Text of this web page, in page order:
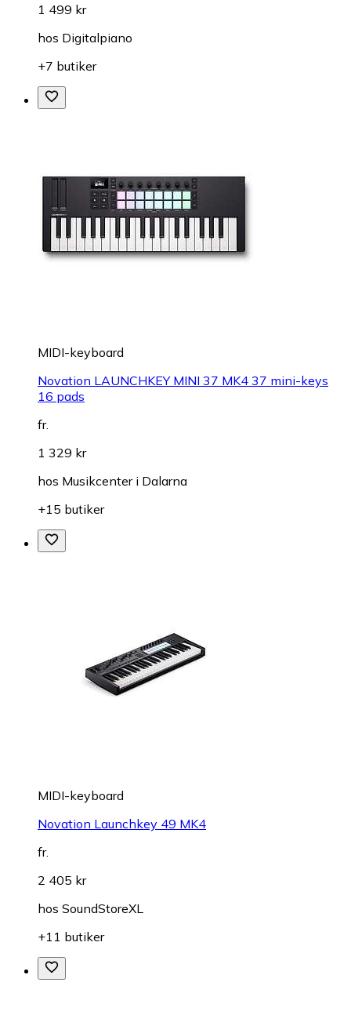
1 499 kr
hos Digitalpiano
+7 butiker
MIDI-keyboard
Novation LAUNCHKEY MINI 37 MK4 37 mini-keys
16 pads
fr.
1 329 kr
hos Musikcenter i Dalarna
+15 butiker
MIDI-keyboard
Novation Launchkey 49 MK4
fr.
2 405 kr
hos SoundStoreXL
+11 butiker